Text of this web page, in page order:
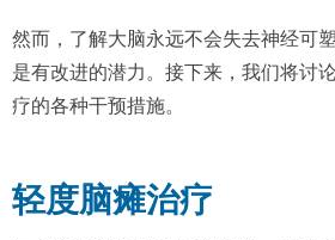
然而，了解大脑永远不会失去神经可
是有改进的潜力。接下来，我们将讨
疗的各种干预措施。
轻度脑瘫治疗